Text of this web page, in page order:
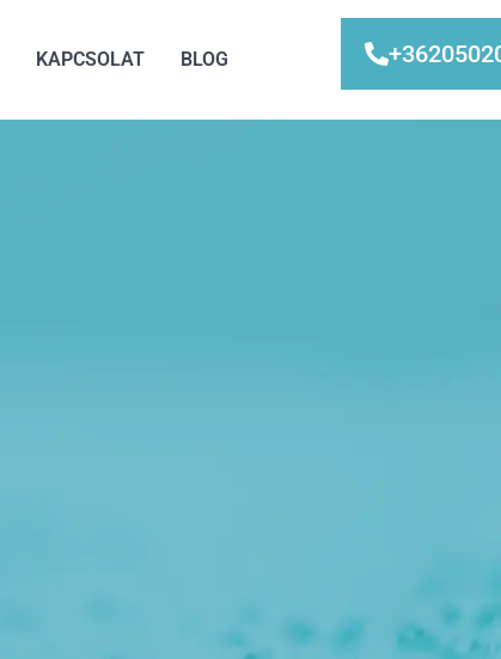
KAPCSOLAT BLOG